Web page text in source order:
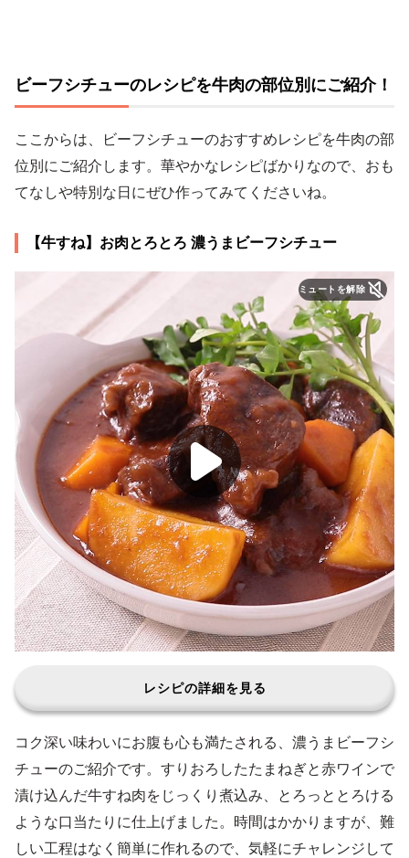
ビーフシチューのレシピを牛肉の部位別にご紹介！
ここからは、ビーフシチューのおすすめレシピを牛肉の部
位別にご紹介します。華やかなレシピばかりなので、おも
てなしや特別な日にぜひ作ってみてくださいね。
【牛すね】お肉とろとろ 濃うまビーフシチュー
ミュートを解除
レシピの詳細を見る
コク深い味わいにお腹も心も満たされる、濃うまビーフシ
チューのご紹介です。すりおろしたたまねぎと赤ワインで
漬け込んだ牛すね肉をじっくり煮込み、とろっととろける
ような口当たりに仕上げました。時間はかかりますが、難
しい工程はなく簡単に作れるので、気軽にチャレンジして